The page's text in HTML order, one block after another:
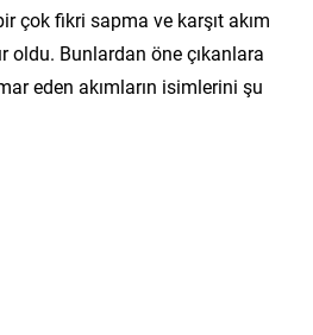
çok fikri sapma ve karşıt akım
oldu. Bunlardan öne çıkanlara
eden akımların isimlerini şu